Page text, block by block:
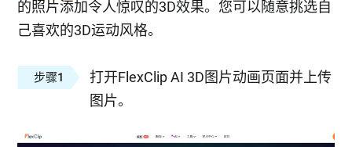
的照片添加令人惊叹的3D效果。您可以随意挑选自
己喜欢的3D运动风格。
步骤1
打开FlexClip AI 3D图片动画页面并上传
图片。